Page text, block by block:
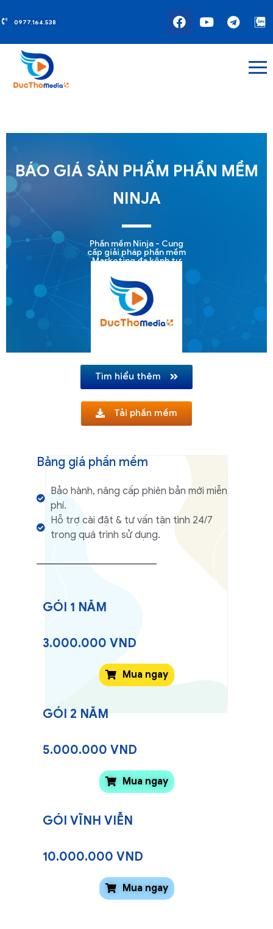
0977.164.538
BÁO GIÁ SẢN PHẨM PHẦN MỀM
NINJA
Phần mềm Ninja - Cung
cấp giải pháp phần mềm
Marketing đa kênh tự
mềm như: Phần mềm
Facebook, Đăng tin
facebook, Nuôi nick
facebook, Quảng cáo
facebook, Phần mềm
Zalo, Phần mềm
Telegram.​
Tìm hiểu thêm
Tải phần mềm
Bảng giá phần mềm
Bảo hành, nâng cấp phiên bản mới miễn
phí.
Hỗ trợ cài đặt & tư vấn tận tình 24/7
trong quá trình sử dụng.
GÓI 1 NĂM
3.000.000 VND
Mua ngay
GÓI 2 NĂM
5.000.000 VND
Mua ngay
GÓI VĨNH VIỄN
10.000.000 VND
Mua ngay